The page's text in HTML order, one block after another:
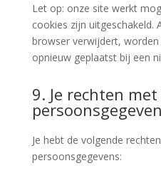
Let op: onze site werkt
cookies zijn uitgeschakeld.
browser verwijdert,
opnieuw geplaatst bij een
9. Je rechten
Je hebt de volgende
persoonsgegevens: